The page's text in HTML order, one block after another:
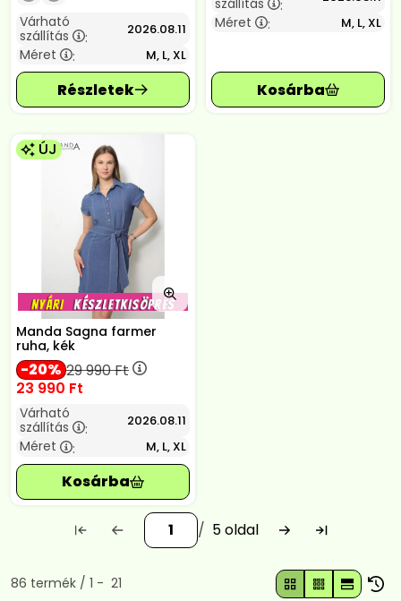
Várható
szállítás
: 2026.08.11
Méret : M, L, XL
:
Méret : M, L, XL
ÚJ
Manda Sagna farmer
ruha, kék
20 29 990Ft
23 990 Ft
Várható
szállítás
: 2026.08.11
Méret : M, L, XL
5
Összes termék a kategóriában
86 termék 1 21